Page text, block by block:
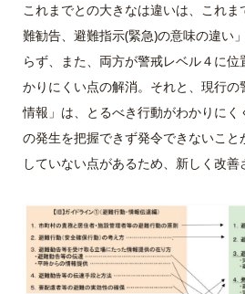
これまでとの大きなは違いは、これ
難勧告、避難指示(緊急)の意味の違い
らず、また、両方が警戒レベル４に
かりにくい点の解消。それと、現行
情報」は、とるべき行動がわかりに
の発生を把握できず発令できないこ
していない点があるため、新しく改善